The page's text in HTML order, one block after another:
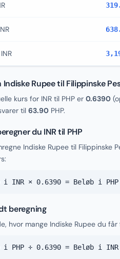
Indiske Rupee til Filippinske
kurs for INR til PHP er 0.6390
til 63.90 PHP.
du INR til PHP
Indiske Rupee til Filippinske
i INR × 0.6390 = Beløb i PHP
beregning
hvor mange Indiske Rupee du
i PHP ÷ 0.6390 = Beløb i INR